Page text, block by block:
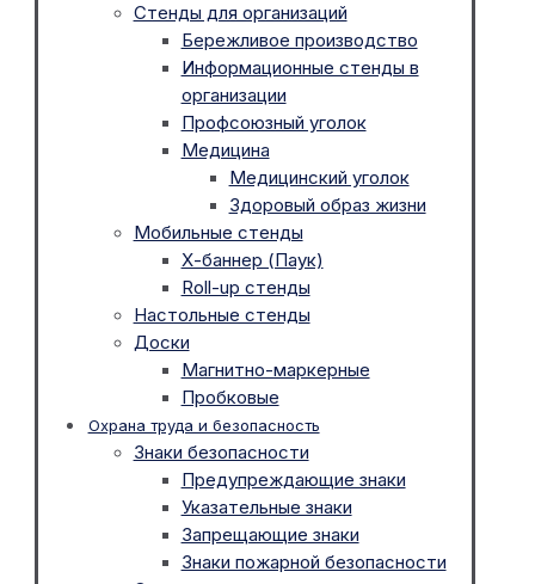
Стенды для организаций
Бережливое производство
Информационные стенды в
организации
Профсоюзный уголок
Медицина
Медицинский уголок
Здоровый образ жизни
Мобильные стенды
Х-баннер (Паук)
Roll-up стенды
Настольные стенды
Доски
Магнитно-маркерные
Пробковые
Охрана труда и безопасность
Знаки безопасности
Предупреждающие знаки
Указательные знаки
Запрещающие знаки
Знаки пожарной безопасности